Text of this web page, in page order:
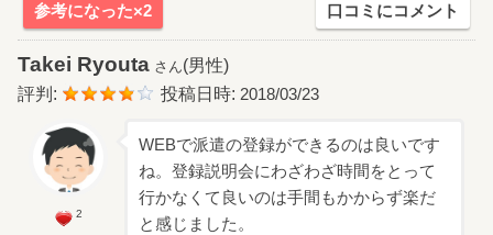
参考になった×2 口コミにコメント
Takei Ryouta さん(男性)
評判:
投稿日時: 2018/03/23
2
WEBで派遣の登録ができるのは良いです
ね。登録説明会にわざわざ時間をとって
行かなくて良いのは手間もかからず楽だ
と感じました。